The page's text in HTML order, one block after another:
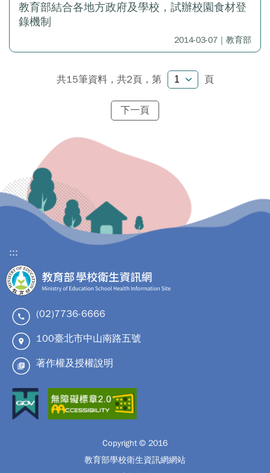
教育部結合各地方政府及學校，試辦校園食材登
錄機制
2014-03-07｜教育部
共15筆資料，共2頁， 第 頁
下一頁
:::
(02)7736-6666
100臺北市中山南路五號
著作權及授權說明
Copyright © 2016
教育部學校衛生資訊網網站